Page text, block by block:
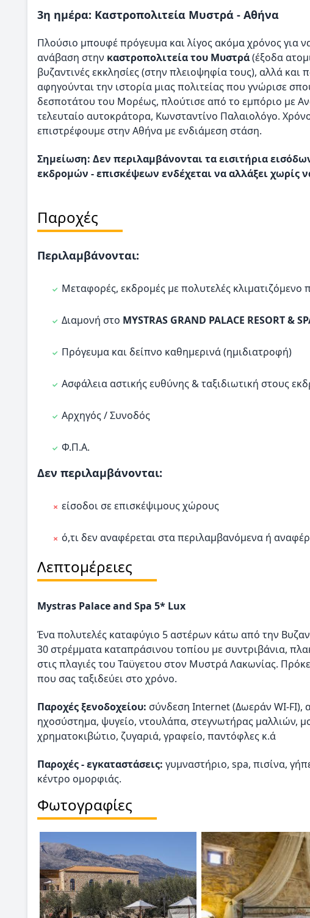
3η ημέρα: Καστροπολιτεία Μυστρά - Αθήνα
Πλούσιο μπουφέ πρόγευμα και λίγος ακόμα χρόνος για
ανάβαση στην καστροπολιτεία του Μυστρά(έξοδα
βυζαντινές εκκλησίες (στην πλειοψηφία τους), αλλά και
αφηγούνται την ιστορία μιας πολιτείας που γνώρισε
δεσποτάτου του Μορέως, πλούτισε από το εμπόριο με
τελευταίο αυτοκράτορα, Κωνσταντίνο Παλαιολόγο.
επιστρέφουμε στην Αθήνα με ενδιάμεση στάση.
Σημείωση: Δεν περιλαμβάνονται τα εισιτήρια
εκδρομών - επισκέψεων ενδέχεται να αλλάξει χωρίς
Παροχές
Περιλαμβάνονται:
Μεταφορές, εκδρομές με πολυτελές κλιματιζόμενο
Διαμονή στο MYSTRAS GRAND PALACE RESORT &
Πρόγευμα και δείπνο καθημερινά (ημιδιατροφή)
Ασφάλεια αστικής ευθύνης & ταξιδιωτική στους
Αρχηγός / Συνοδός
Φ.Π.Α.
Δεν περιλαμβάνονται:
είσοδοι σε επισκέψιμους χώρους
ό,τι δεν αναφέρεται στα περιλαμβανόμενα ή
Λεπτομέρειες
Mystras Palace and Spa 5* Lux
Ένα πολυτελές καταφύγιο 5 αστέρων κάτω από την
30 στρέμματα καταπράσινου τοπίου με συντριβάνια,
στις πλαγιές του Ταϋγετου στον Μυστρά Λακωνίας.
που σας ταξιδεύει στο χρόνο.
Παροχές ξενοδοχείου: σύνδεση Internet (Δωεράν WI-FI),
ηχοσύστημα, ψυγείο, ντουλάπα, στεγνωτήρας μαλλιών,
χρηματοκιβώτιο, ζυγαριά, γραφείο, παντόφλες κ.ά
Παροχές - εγκαταστάσεις: γυμναστήριο, spa, πισίνα,
κέντρο ομορφιάς.
Φωτογραφίες